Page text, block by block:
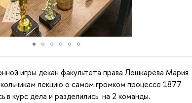
игры декан факультета права Лошкарева Мария
лекцию о самом громком процессе 1877
в курс дела и разделились на 2 команды.